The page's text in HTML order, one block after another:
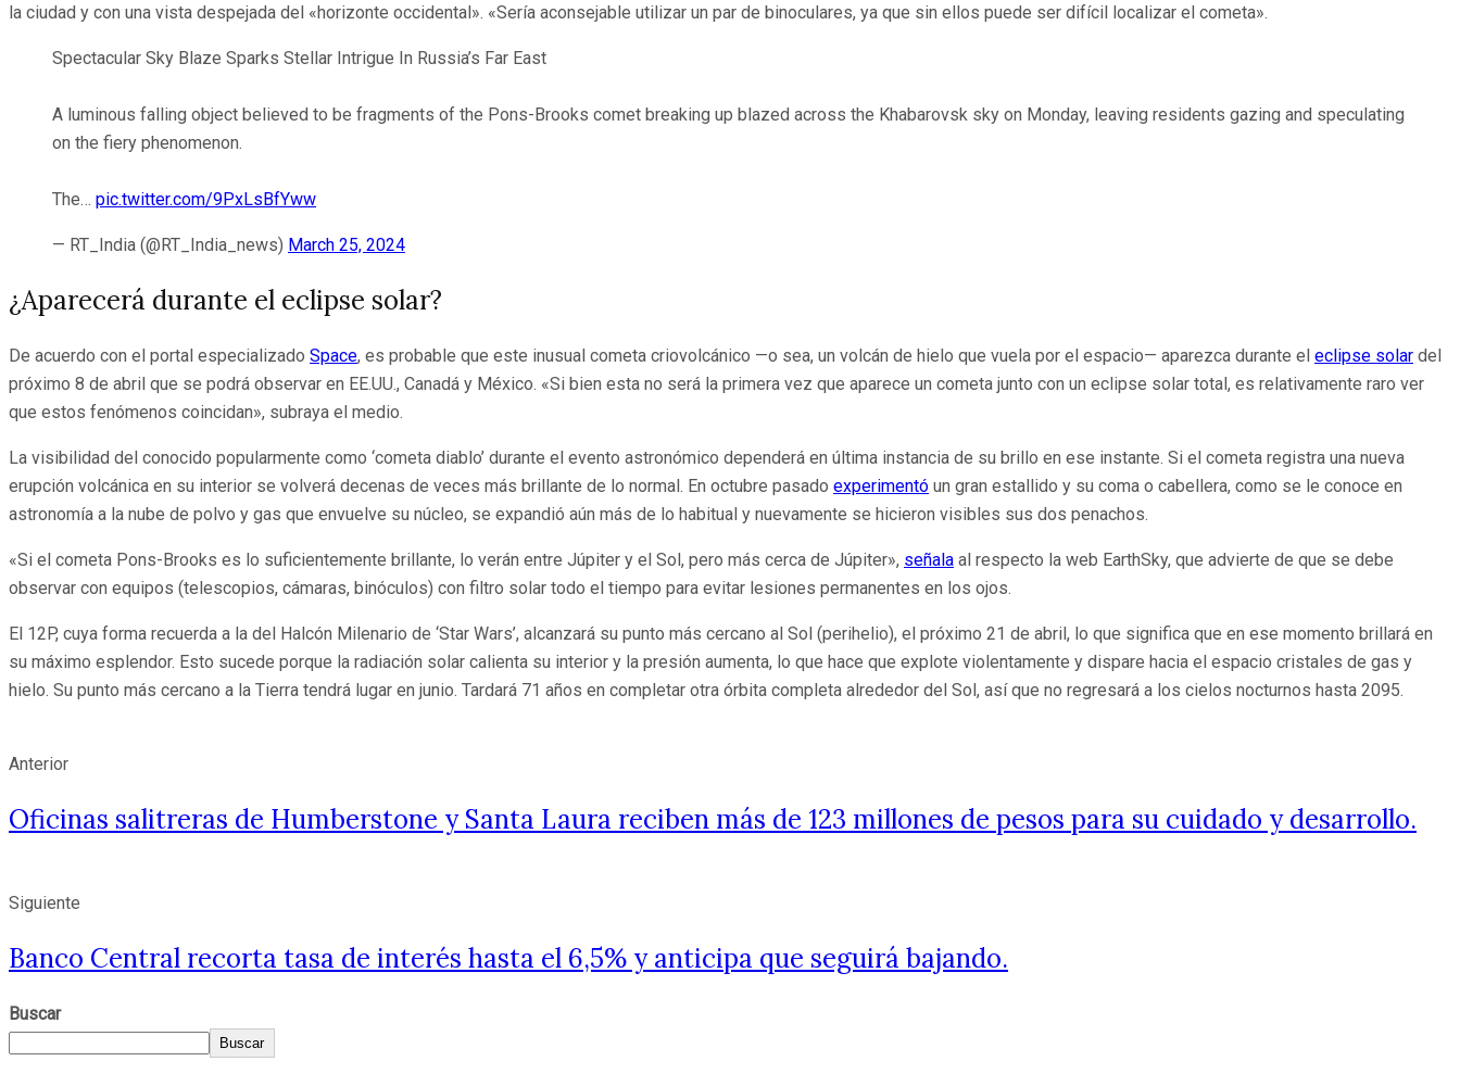
la ciudad y con una vista despejada del «horizonte occidental». «Sería aconsejable utilizar un par de binoculares, ya que sin ellos puede ser difícil localizar el cometa».
Spectacular Sky Blaze Sparks Stellar Intrigue In Russia’s Far East
A luminous falling object believed to be fragments of the Pons-Brooks comet breaking up blazed across the Khabarovsk sky on Monday, leaving residents gazing and speculating
on the fiery phenomenon.
The… pic.twitter.com/9PxLsBfYww
— RT_India (@RT_India_news) March 25, 2024
¿Aparecerá durante el eclipse solar?
De acuerdo con el portal especializado Space, es probable que este inusual cometa criovolcánico —o sea, un volcán de hielo que vuela por el espacio— aparezca durante el eclipse solar del
próximo 8 de abril que se podrá observar en EE.UU., Canadá y México. «Si bien esta no será la primera vez que aparece un cometa junto con un eclipse solar total, es relativamente raro ver
que estos fenómenos coincidan», subraya el medio.
La visibilidad del conocido popularmente como ‘cometa diablo’ durante el evento astronómico dependerá en última instancia de su brillo en ese instante. Si el cometa registra una nueva
erupción volcánica en su interior se volverá decenas de veces más brillante de lo normal. En octubre pasado experimentó un gran estallido y su coma o cabellera, como se le conoce en
astronomía a la nube de polvo y gas que envuelve su núcleo, se expandió aún más de lo habitual y nuevamente se hicieron visibles sus dos penachos.
«Si el cometa Pons-Brooks es lo suficientemente brillante, lo verán entre Júpiter y el Sol, pero más cerca de Júpiter», señala al respecto la web EarthSky, que advierte de que se debe
observar con equipos (telescopios, cámaras, binóculos) con filtro solar todo el tiempo para evitar lesiones permanentes en los ojos.
El 12P, cuya forma recuerda a la del Halcón Milenario de ‘Star Wars’, alcanzará su punto más cercano al Sol (perihelio), el próximo 21 de abril, lo que significa que en ese momento brillará en
su máximo esplendor. Esto sucede porque la radiación solar calienta su interior y la presión aumenta, lo que hace que explote violentamente y dispare hacia el espacio cristales de gas y
hielo. Su punto más cercano a la Tierra tendrá lugar en junio. Tardará 71 años en completar otra órbita completa alrededor del Sol, así que no regresará a los cielos nocturnos hasta 2095.
Anterior
Oficinas salitreras de Humberstone y Santa Laura reciben más de 123 millones de pesos para su cuidado y desarrollo.
Siguiente
Banco Central recorta tasa de interés hasta el 6,5% y anticipa que seguirá bajando.
Buscar
Buscar